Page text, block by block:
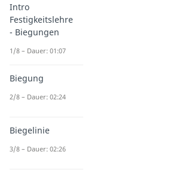
Intro
Festigkeitslehre
- Biegungen
1/8 – Dauer: 01:07
Biegung
2/8 – Dauer: 02:24
Biegelinie
3/8 – Dauer: 02:26